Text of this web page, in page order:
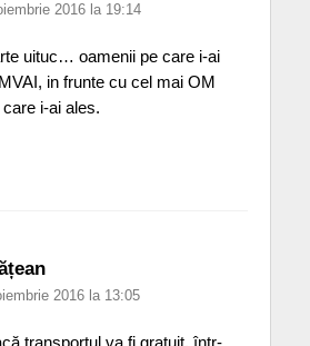
2016 la 19:14
uituc… oamenii pe care i-ai
in frunte cu cel mai OM
i-ai ales.
2016 la 13:05